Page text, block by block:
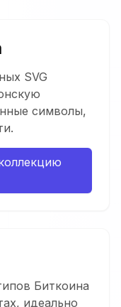
SVG
символы,
Биткоина
идеально